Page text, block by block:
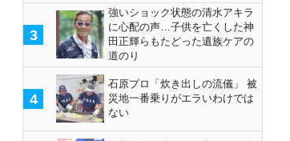
3
強いショック状態の清水アキラ
に心配の声…子供を亡くした神
田正輝らもたどった遺族ケアの
道のり
4
石原プロ「炊き出しの流儀」 被
災地一番乗りがエラいわけでは
ない